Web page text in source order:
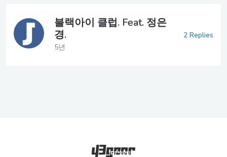
블랙아이 클럽. Feat. 정은
경.
5년
2 Replies